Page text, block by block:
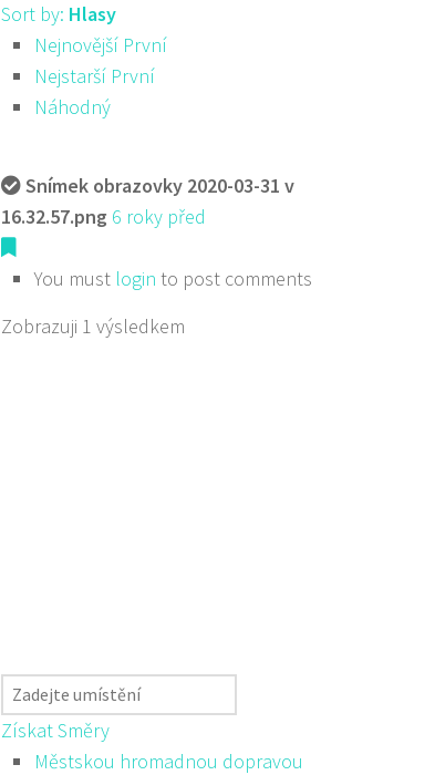
Sort by: Hlasy
Nejnovější První
Nejstarší První
Náhodný
Snímek obrazovky 2020-03-31 v
16.32.57.png 6 roky před
You must login to post comments
Zobrazuji 1 výsledkem
Získat Směry
Městskou hromadnou dopravou